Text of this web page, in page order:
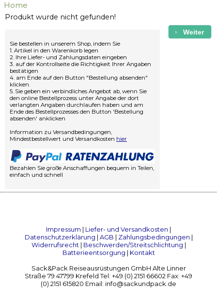
Home
Produkt wurde nicht gefunden!
Weiter
Sie bestellen in unserem Shop, indem Sie
1. Artikel in den Warenkorb legen
2. Ihre Liefer- und Zahlungsdaten eingeben
3. auf der Kontrollseite die Richtigkeit Ihrer Angaben
bestätigen
4. am Ende auf den Button "Bestellung absenden"
klicken.
5. Sie geben ein verbindliches Angebot ab, wenn Sie
den online Bestellprozess unter Angabe der dort
verlangten Angaben durchlaufen haben und am
Ende des Bestellprozesses den Button 'Bestellung
absenden' anklicken
Information zu Versandbedingungen,
Mindestbestellwert und Versandkosten hier
Bezahlen Sie große Anschaffungen bequem in Teilen,
einfach und schnell
Impressum | Liefer- und Versandkosten |
Datenschutzerklärung | AGB | Zahlungsbedingungen |
Widerrufsrecht | Beschwerden/Streitschlichtung |
Batterieentsorgung | Kontakt
Sack&Pack Reiseausrüstungen GmbH Alte Linner
Straße 79 47799 Krefeld Tel: +49 (0) 2151 66602 Fax: +49
(0) 2151 615820 Email: info@sackundpack.de